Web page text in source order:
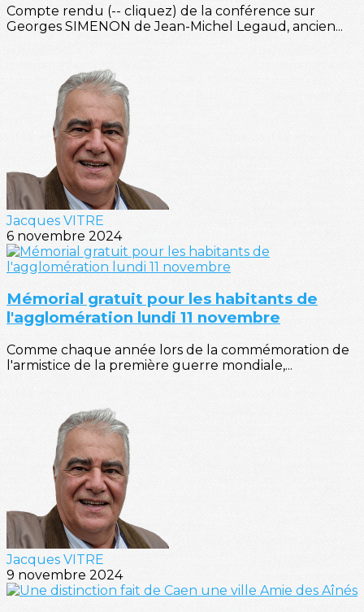
Compte rendu (-- cliquez) de la conférence sur
Georges SIMENON de Jean-Michel Legaud, ancien...
Jacques VITRE
6 novembre 2024
Mémorial gratuit pour les habitants de
l'agglomération lundi 11 novembre
Comme chaque année lors de la commémoration de
l'armistice de la première guerre mondiale,...
Jacques VITRE
9 novembre 2024